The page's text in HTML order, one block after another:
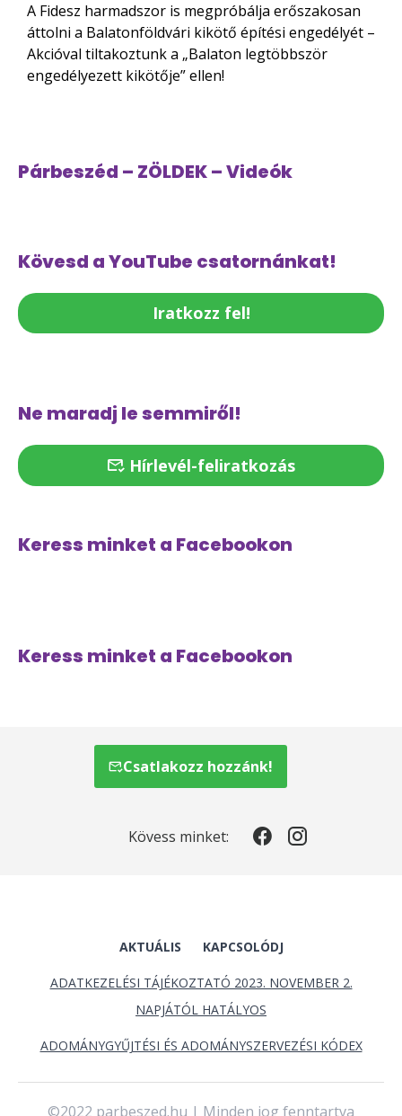
A Fidesz harmadszor is megpróbálja erőszakosan
áttolni a Balatonföldvári kikötő építési engedélyét –
Akcióval tiltakoztunk a „Balaton legtöbbször
engedélyezett kikötője” ellen!
Párbeszéd – ZÖLDEK – Videók
Kövesd a YouTube csatornánkat!
Iratkozz fel!
Ne maradj le semmiről!
Hírlevél-feliratkozás
Keress minket a Facebookon
Keress minket a Facebookon
Csatlakozz hozzánk!
Kövess minket:
AKTUÁLIS KAPCSOLÓDJ
ADATKEZELÉSI TÁJÉKOZTATÓ 2023. NOVEMBER 2.
NAPJÁTÓL HATÁLYOS
ADOMÁNYGYŰJTÉSI ÉS ADOMÁNYSZERVEZÉSI KÓDEX
©2022 parbeszed.hu | Minden jog fenntartva